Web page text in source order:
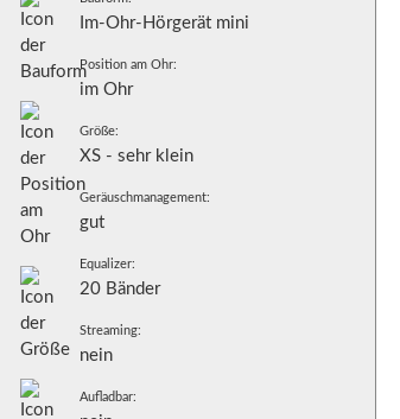
Im-Ohr-Hörgerät mini
Position am Ohr:
im Ohr
Größe:
XS - sehr klein
Geräuschmanagement:
gut
Equalizer:
20 Bänder
Streaming:
nein
Aufladbar: